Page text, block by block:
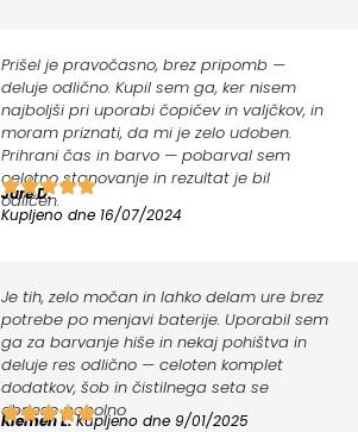
Prišel je pravočasno, brez pripomb —
deluje odlično. Kupil sem ga, ker nisem
najboljši pri uporabi čopičev in valjčkov, in
moram priznati, da mi je zelo udoben.
Prihrani čas in barvo — pobarval sem
celotno stanovanje in rezultat je bil
odličen.
Jure D.
Kupljeno dne 16/07/2024
Je tih, zelo močan in lahko delam ure brez
potrebe po menjavi baterije. Uporabil sem
ga za barvanje hiše in nekaj pohištva in
deluje res odlično — celoten komplet
dodatkov, šob in čistilnega seta se
obnese popolno
Klemen L.Kupljeno dne 9/01/2025